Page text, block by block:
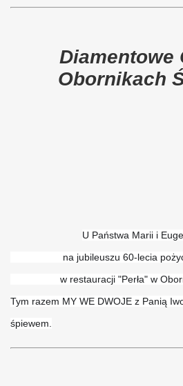
Diamentowe
Obornikach
U Państwa Marii i
na jubileuszu 60-lecia pożycia
w restauracji "Perła" w
Tym razem MY WE DWOJE z Panią
śpiewem.